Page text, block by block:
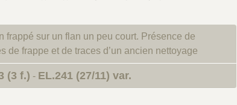
frappé sur un flan un peu court. Présence de
de frappe et de traces d’un ancien nettoyage
(3 f.) - EL.241 (27/11) var.